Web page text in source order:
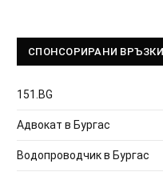
СПОНСОРИРАНИ ВРЪЗКИ
151.BG
Адвокат в Бургас
Водопроводчик в Бургас